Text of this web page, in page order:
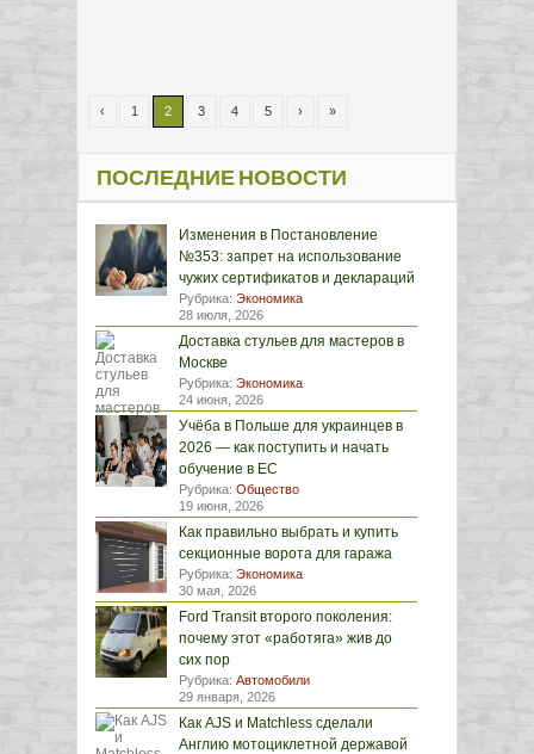
‹ 1 2 3 4 5 › »
ПОСЛЕДНИЕ НОВОСТИ
Изменения в Постановление
№353: запрет на использование
чужих сертификатов и деклараций
Рубрика: Экономика
28 июля, 2026
Доставка стульев для мастеров в
Москве
Рубрика: Экономика
24 июня, 2026
Учёба в Польше для украинцев в
2026 — как поступить и начать
обучение в ЕС
Рубрика: Общество
19 июня, 2026
Как правильно выбрать и купить
секционные ворота для гаража
Рубрика: Экономика
30 мая, 2026
Ford Transit второго поколения:
почему этот «работяга» жив до
сих пор
Рубрика: Автомобили
29 января, 2026
Как AJS и Matchless сделали
Англию мотоциклетной державой